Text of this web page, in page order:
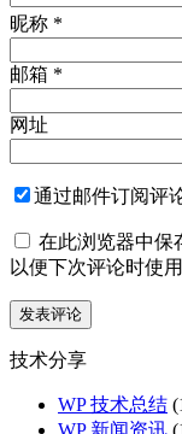
昵称 *
邮箱 *
网址
通过邮件订阅评
在此浏览器中保
以便下次评论时使用
技术分享
WP 技术总结
WP 新闻资讯